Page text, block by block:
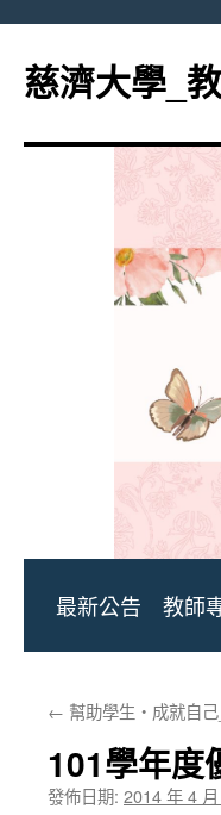
主
要
容
慈濟大學_
最新公告 教師
← 幫助學生‧成就自
101學年度
發佈日期: 2014 年 4